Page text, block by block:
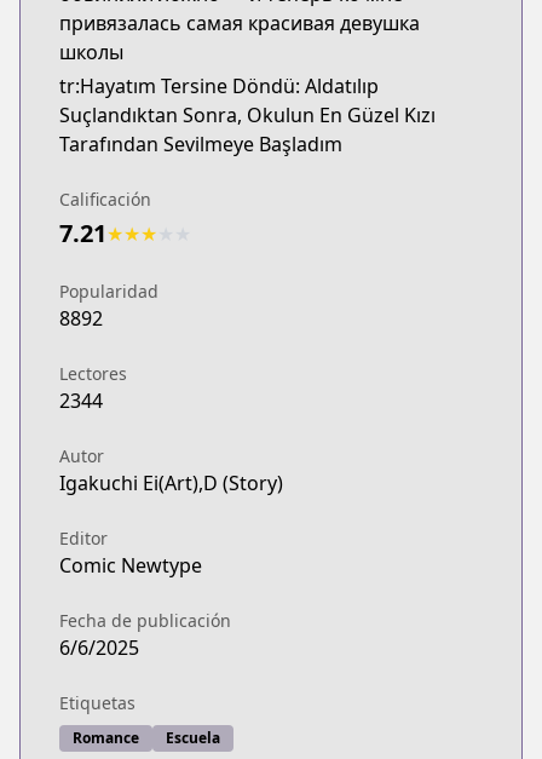
привязалась самая красивая девушка
школы
tr:Hayatım Tersine Döndü: Aldatılıp
Suçlandıktan Sonra, Okulun En Güzel Kızı
Tarafından Sevilmeye Başladım
Calificación
7.21★★★
Popularidad
8892
Lectores
2344
Autor
Igakuchi Ei(Art),D (Story)
Editor
Comic Newtype
Fecha de publicación
6/6/2025
Etiquetas
Romance Escuela